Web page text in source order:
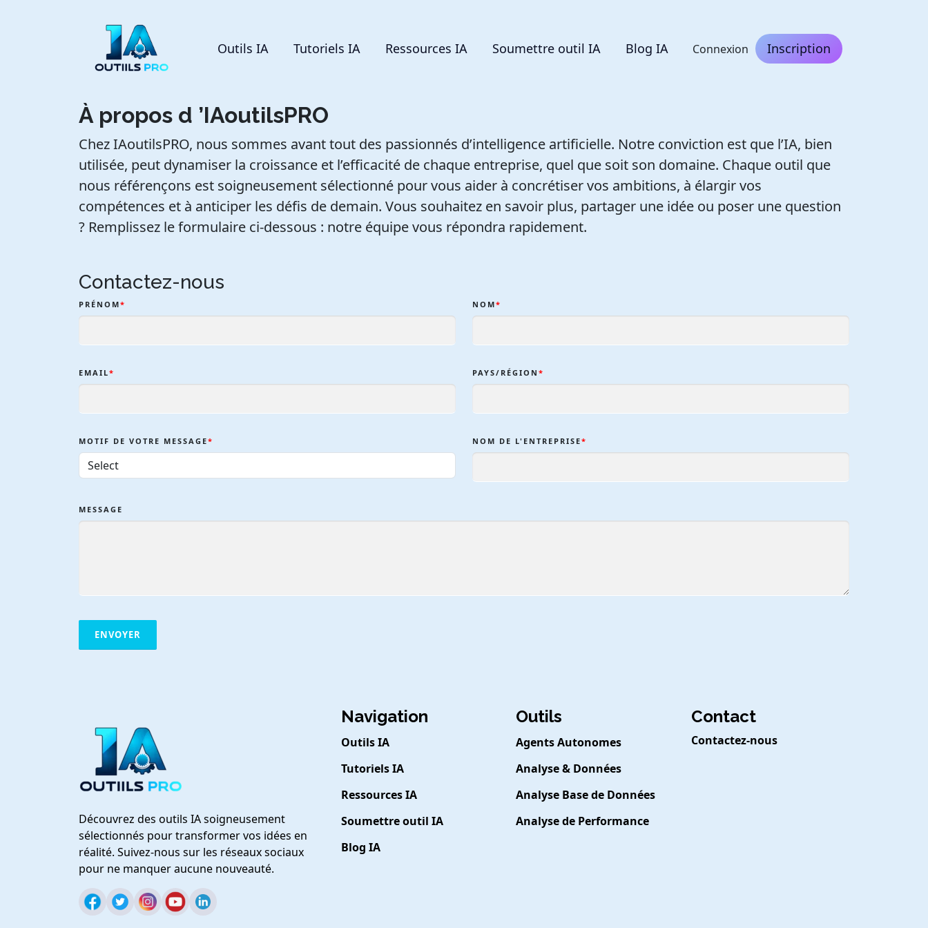
Outils IA Tutoriels IA Ressources IA Soumettre outil IA Blog IA Connexion Inscription
À propos d ’IAoutilsPRO
Chez IAoutilsPRO, nous sommes avant tout des passionnés d’intelligence artificielle. Notre conviction est que l’IA, bien
utilisée, peut dynamiser la croissance et l’efficacité de chaque entreprise, quel que soit son domaine. Chaque outil que
nous référençons est soigneusement sélectionné pour vous aider à concrétiser vos ambitions, à élargir vos
compétences et à anticiper les défis de demain. Vous souhaitez en savoir plus, partager une idée ou poser une question
? Remplissez le formulaire ci-dessous : notre équipe vous répondra rapidement.
Contactez-nous
PRÉNOM* NOM*
EMAIL* PAYS/RÉGION *
MOTIF DE VOTRE MESSAGE* NOM DE L'ENTREPRISE*
MESSAGE
Découvrez des outils IA soigneusement
sélectionnés pour transformer vos idées en
réalité. Suivez-nous sur les réseaux sociaux
pour ne manquer aucune nouveauté.
Navigation
Outils IA
Tutoriels IA
Ressources IA
Soumettre outil IA
Blog IA
Outils
Agents Autonomes
Analyse & Données
Analyse Base de Données
Analyse de Performance
Contact
Contactez-nous